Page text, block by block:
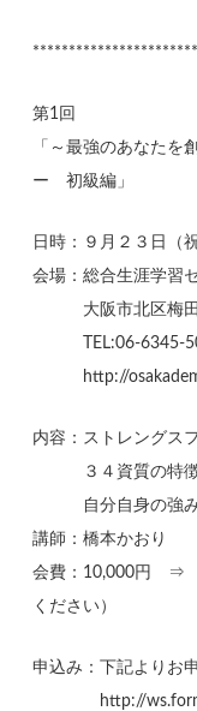
第1回
「～最強のあなた
ー 初級編」
日時：９月２３日（
会場：総合生涯学習
大阪市北区梅田1
TEL:06-6345-
http://
内容：ストレングス
３４資質の特徴
自分自身の強み
講師：橋本かおり
会費：10,000円 ⇒
ください）
申込み：下記よりお
http://